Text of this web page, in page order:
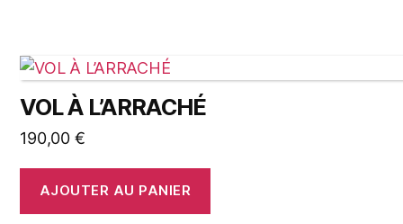
VOL À L’ARRACHÉ
190,00 €
AJOUTER AU PANIER